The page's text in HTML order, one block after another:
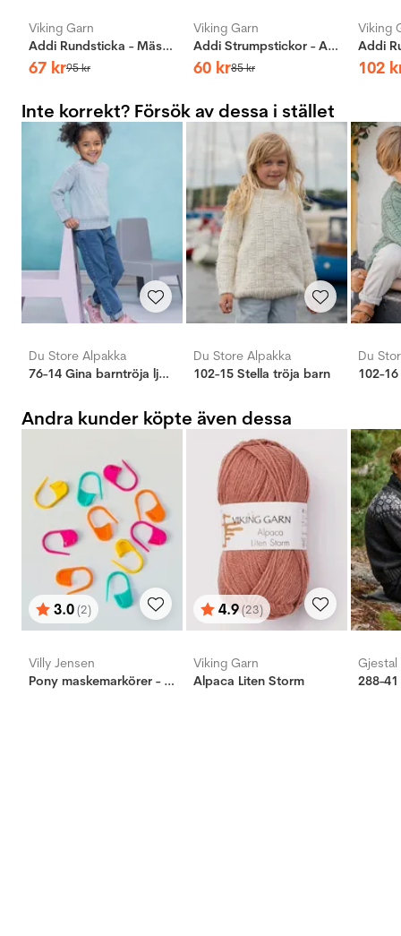
Viking Garn
Addi Rundsticka - Mässing
67 kr95kr
Viking Garn
Addi Strumpstickor - Aluminium
60 kr85kr
Viking
102
Inte korrekt? Försök av dessa i stället
Du Store Alpakka
76-14 Gina barntröja ljus blå
Du Store Alpakka
102-15 Stella tröja barn
Du
102-
Andra kunder köpte även dessa
Betyg:
3.0(2)
utav 5 stjärnor
Villy Jensen
Pony maskemarkörer - 10 st, stor
Betyg:
4.9(23)
utav 5 stjärnor
Viking Garn
Alpaca Liten Storm
Gjestal
288-